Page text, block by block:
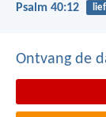
Psalm 40:12
Ontvang de